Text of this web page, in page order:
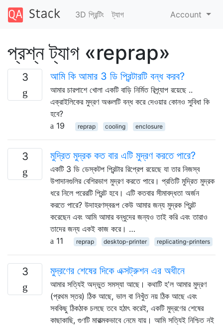
3D প্রিন্টিং ট্যাগ Account
প্রশ্ন ট্যাগ «reprap»
3 আমি কি আমার 3 ডি প্রিন্টারটি বন্ধ করব?
আমার চারপাশে খোলা একটি বাড়ি নির্মিত রিপ্র্যাপ রয়েছে ..
এক্রাইলিকের মুদ্রণ অঞ্চলটি বন্ধ করে দেওয়ার কোনও সুবিধা কি
হবে?
19
reprap cooling enclosure
3 মুদ্রিত মুদ্রক কত বার এটি মুদ্রণ করতে পারে?
একটি 3 ডি ডেস্কটপ প্রিন্টার রিপ্রেপ রয়েছে যা তার নিজস্ব
উপাদানগুলির বেশিরভাগ মুদ্রণ করতে পারে। প্রতিটি মুদ্রিত মুদ্রক
ধরে নিলে পরেরটি প্রিন্ট হবে। এটি কতবার সীমাবদ্ধতা অর্জন
করতে পারে? উদাহরণস্বরূপ কেউ আমার জন্য মুদ্রক প্রিন্ট
করেছেন এবং আমি আমার বন্ধুদের জন্যও তাই করি এবং তারাও
তাদের জন্য একই কাজ করে। …
11
reprap desktop-printer replicating-printers
3 মুদ্রণের শেষের দিকে এক্সট্রুশন এর অধীনে
আমার সত্যিই অদ্ভুত সমস্যা আছে। কথাটি হ'ল আমার মুদ্রণ
(প্রথম স্তর) ঠিক আছে, ভাল বা নিখুঁত নয় ঠিক আছে এবং
সবকিছু ঠিকঠাক চলছে তবে হঠাৎ করেই, একটি মুদ্রণের শেষের
কাছাকাছি, গুণটি মারাত্মকভাবে নেমে যায়। আমি সত্যিই নিশ্চিত নই